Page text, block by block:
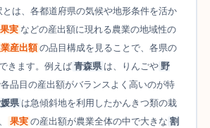
とは、各都道府県の気候や地形条件を活か
果実 などの産出額に現れる農業の地域性の
産出額 の品目構成を見ることで、各県の
きます。例えば 青森県 は、りんごや 野
品目の産出額がバランスよく高いのが特
県 は急傾斜地を利用したかんきつ類の栽
果実 の産出額が農業全体の中で大きな 割